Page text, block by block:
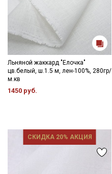
Льняной жаккард "Елочка"
цв.белый, ш.1.5 м, лен-100%, 280гр/
м.кв
1450 руб.
СКИДКА 20% АКЦИЯ